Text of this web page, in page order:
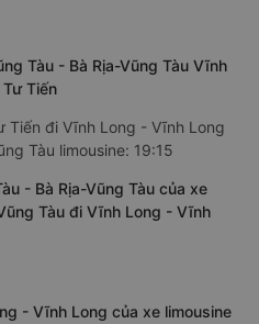
Tàu - Bà Rịa-Vũng Tàu Vĩnh
Tiến
Tiến đi Vĩnh Long - Vĩnh Long
Tàu limousine: 19:15
- Bà Rịa-Vũng Tàu của xe
Tàu đi Vĩnh Long - Vĩnh
- Vĩnh Long của xe limousine